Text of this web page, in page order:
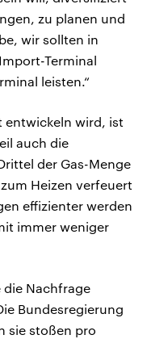
zu planen und
wir sollten in
Terminal
leisten.“
entwickeln wird, ist
auch die
der Gas-Menge
Heizen verfeuert
effizienter werden
immer weniger
Nachfrage
Bundesregierung
sie stoßen pro